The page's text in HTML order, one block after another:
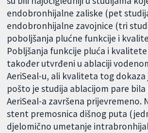
endobronhijalne zaliske (pet
endobronhijalne zavojnice (tri
poboljšanja plućne funkcije i
Pobljšanja funkcije pluća i
također utvrđeni u ablaciji
AeriSeal-u, ali kvaliteta tog dokaza
pošto je studija ablacijom pare
AeriSeal-a završena prijevremeno.
stent premosnica dišnog puta
djelomično umetanje